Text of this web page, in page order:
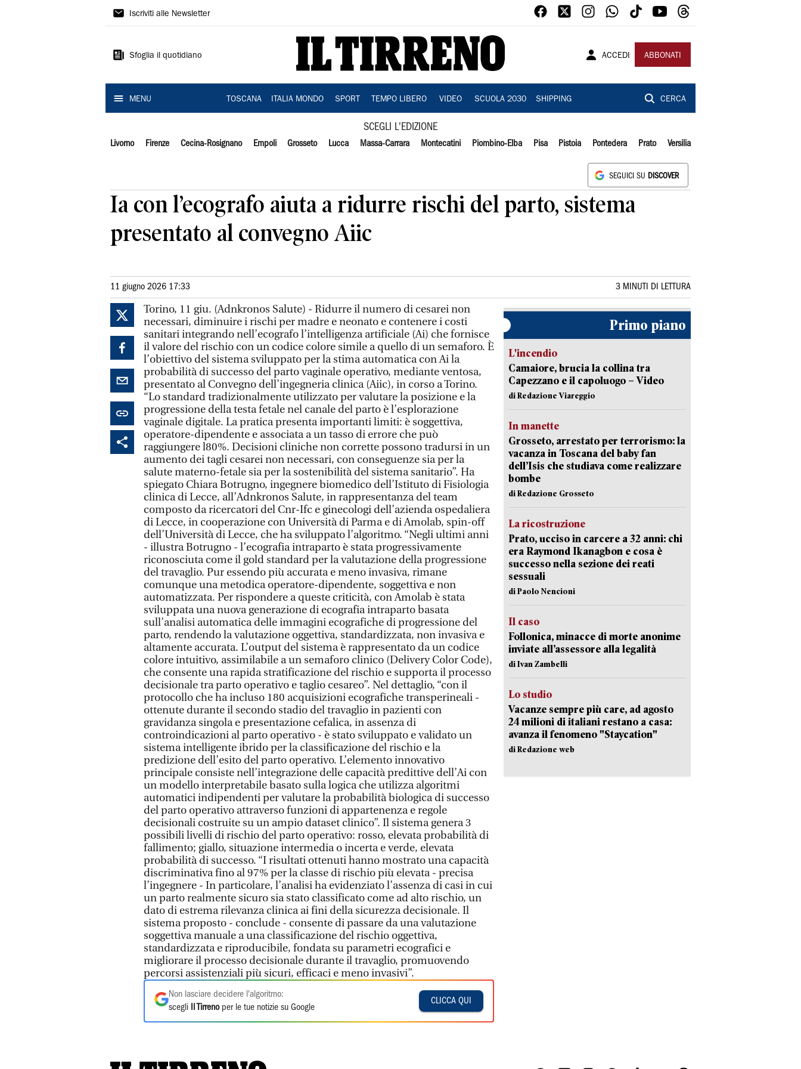
Il
Iscriviti alle Newsletter
Sfoglia il quotidiano ACCEDI ABBONATI
MENU TOSCANA ITALIA MONDO SPORT TEMPO LIBERO VIDEO SCUOLA 2030 SHIPPING CERCA
SCEGLI L'EDIZIONE
Livorno Firenze Cecina-Rosignano Empoli Grosseto Lucca Massa-Carrara Montecatini Piombino-Elba Pisa Pistoia Pontedera Prato Versilia
SEGUICI SU DISCOVER
Ia con l’ecografo aiuta a ridurre rischi del parto, sistema
presentato al convegno Aiic
11 giugno 2026 17:33 3 MINUTI DI LETTURA
Torino, 11 giu. (Adnkronos Salute) - Ridurre il numero di cesarei non
necessari, diminuire i rischi per madre e neonato e contenere i costi
sanitari integrando nell’ecografo l’intelligenza artificiale (Ai) che fornisce
il valore del rischio con un codice colore simile a quello di un semaforo. È
l’obiettivo del sistema sviluppato per la stima automatica con Ai la
probabilità di successo del parto vaginale operativo, mediante ventosa,
presentato al Convegno dell’ingegneria clinica (Aiic), in corso a Torino.
“Lo standard tradizionalmente utilizzato per valutare la posizione e la
progressione della testa fetale nel canale del parto è l’esplorazione
vaginale digitale. La pratica presenta importanti limiti: è soggettiva,
operatore-dipendente e associata a un tasso di errore che può
raggiungere l80%. Decisioni cliniche non corrette possono tradursi in un
aumento dei tagli cesarei non necessari, con conseguenze sia per la
salute materno-fetale sia per la sostenibilità del sistema sanitario”. Ha
spiegato Chiara Botrugno, ingegnere biomedico dell’Istituto di Fisiologia
clinica di Lecce, all’Adnkronos Salute, in rappresentanza del team
composto da ricercatori del Cnr-Ifc e ginecologi dell’azienda ospedaliera
di Lecce, in cooperazione con Università di Parma e di Amolab, spin-off
dell’Università di Lecce, che ha sviluppato l’algoritmo. “Negli ultimi anni
- illustra Botrugno - l’ecografia intraparto è stata progressivamente
riconosciuta come il gold standard per la valutazione della progressione
del travaglio. Pur essendo più accurata e meno invasiva, rimane
comunque una metodica operatore-dipendente, soggettiva e non
automatizzata. Per rispondere a queste criticità, con Amolab è stata
sviluppata una nuova generazione di ecografia intraparto basata
sull’analisi automatica delle immagini ecografiche di progressione del
parto, rendendo la valutazione oggettiva, standardizzata, non invasiva e
altamente accurata. L’output del sistema è rappresentato da un codice
colore intuitivo, assimilabile a un semaforo clinico (Delivery Color Code),
che consente una rapida stratificazione del rischio e supporta il processo
decisionale tra parto operativo e taglio cesareo”. Nel dettaglio, “con il
protocollo che ha incluso 180 acquisizioni ecografiche transperineali -
ottenute durante il secondo stadio del travaglio in pazienti con
gravidanza singola e presentazione cefalica, in assenza di
controindicazioni al parto operativo - è stato sviluppato e validato un
sistema intelligente ibrido per la classificazione del rischio e la
predizione dell’esito del parto operativo. L’elemento innovativo
principale consiste nell’integrazione delle capacità predittive dell’Ai con
un modello interpretabile basato sulla logica che utilizza algoritmi
automatici indipendenti per valutare la probabilità biologica di successo
del parto operativo attraverso funzioni di appartenenza e regole
decisionali costruite su un ampio dataset clinico”. Il sistema genera 3
possibili livelli di rischio del parto operativo: rosso, elevata probabilità di
fallimento; giallo, situazione intermedia o incerta e verde, elevata
probabilità di successo. “I risultati ottenuti hanno mostrato una capacità
discriminativa fino al 97% per la classe di rischio più elevata - precisa
l’ingegnere - In particolare, l’analisi ha evidenziato l’assenza di casi in cui
un parto realmente sicuro sia stato classificato come ad alto rischio, un
dato di estrema rilevanza clinica ai fini della sicurezza decisionale. Il
sistema proposto - conclude - consente di passare da una valutazione
soggettiva manuale a una classificazione del rischio oggettiva,
standardizzata e riproducibile, fondata su parametri ecografici e
migliorare il processo decisionale durante il travaglio, promuovendo
percorsi assistenziali più sicuri, efficaci e meno invasivi”.
Non lasciare decidere l'algoritmo:
scegli
Il Tirrenoper le tue notizie su Google
CLICCA QUI
Primo piano
L'incendio
Camaiore, brucia la collina tra
Capezzano e il capoluogo – Video
di Redazione Viareggio
In manette
Grosseto, arrestato per terrorismo: la
vacanza in Toscana del baby fan
dell’Isis che studiava come realizzare
bombe
di Redazione Grosseto
La ricostruzione
Prato, ucciso in carcere a 32 anni: chi
era Raymond Ikanagbon e cosa è
successo nella sezione dei reati
sessuali
di Paolo Nencioni
Il caso
Follonica, minacce di morte anonime
inviate all’assessore alla legalità
di Ivan Zambelli
Lo studio
Vacanze sempre più care, ad agosto
24 milioni di italiani restano a casa:
avanza il fenomeno "Staycation"
di Redazione web